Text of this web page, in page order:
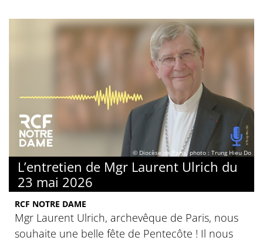
© Diocèse de Paris, photo : Trung Hieu Do
L’entretien de Mgr Laurent Ulrich du
23 mai 2026
RCF NOTRE DAME
Mgr Laurent Ulrich, archevêque de Paris, nous
souhaite une belle fête de Pentecôte ! Il nous